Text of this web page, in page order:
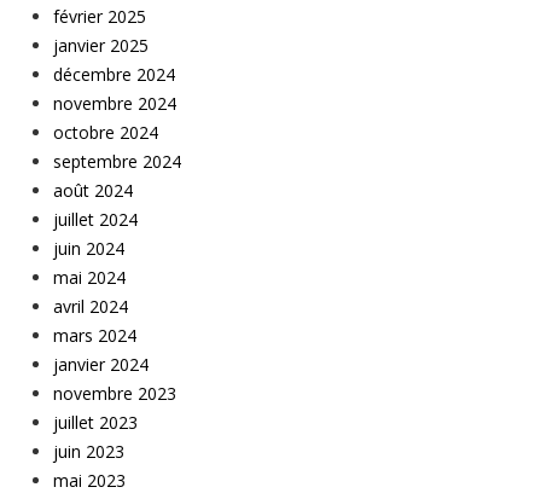
février 2025
janvier 2025
décembre 2024
novembre 2024
octobre 2024
septembre 2024
août 2024
juillet 2024
juin 2024
mai 2024
avril 2024
mars 2024
janvier 2024
novembre 2023
juillet 2023
juin 2023
mai 2023